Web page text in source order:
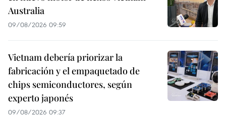
Australia
09/08/2026 09:59
Vietnam debería priorizar la
fabricación y el empaquetado de
chips semiconductores, según
experto japonés
09/08/2026 09:37